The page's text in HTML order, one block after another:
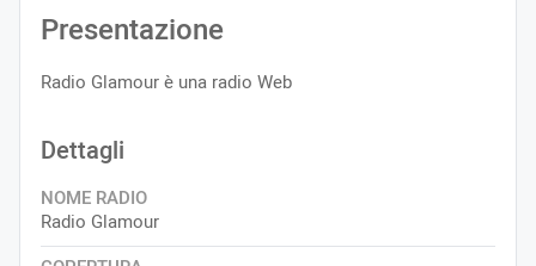
Presentazione
Radio Glamour è una radio Web
Dettagli
NOME RADIO
Radio Glamour